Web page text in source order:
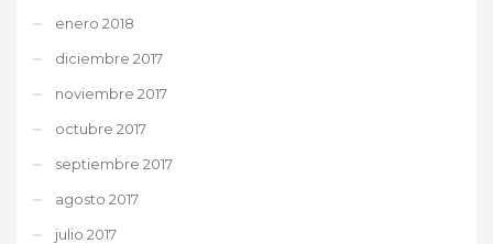
enero 2018
diciembre 2017
noviembre 2017
octubre 2017
septiembre 2017
agosto 2017
julio 2017